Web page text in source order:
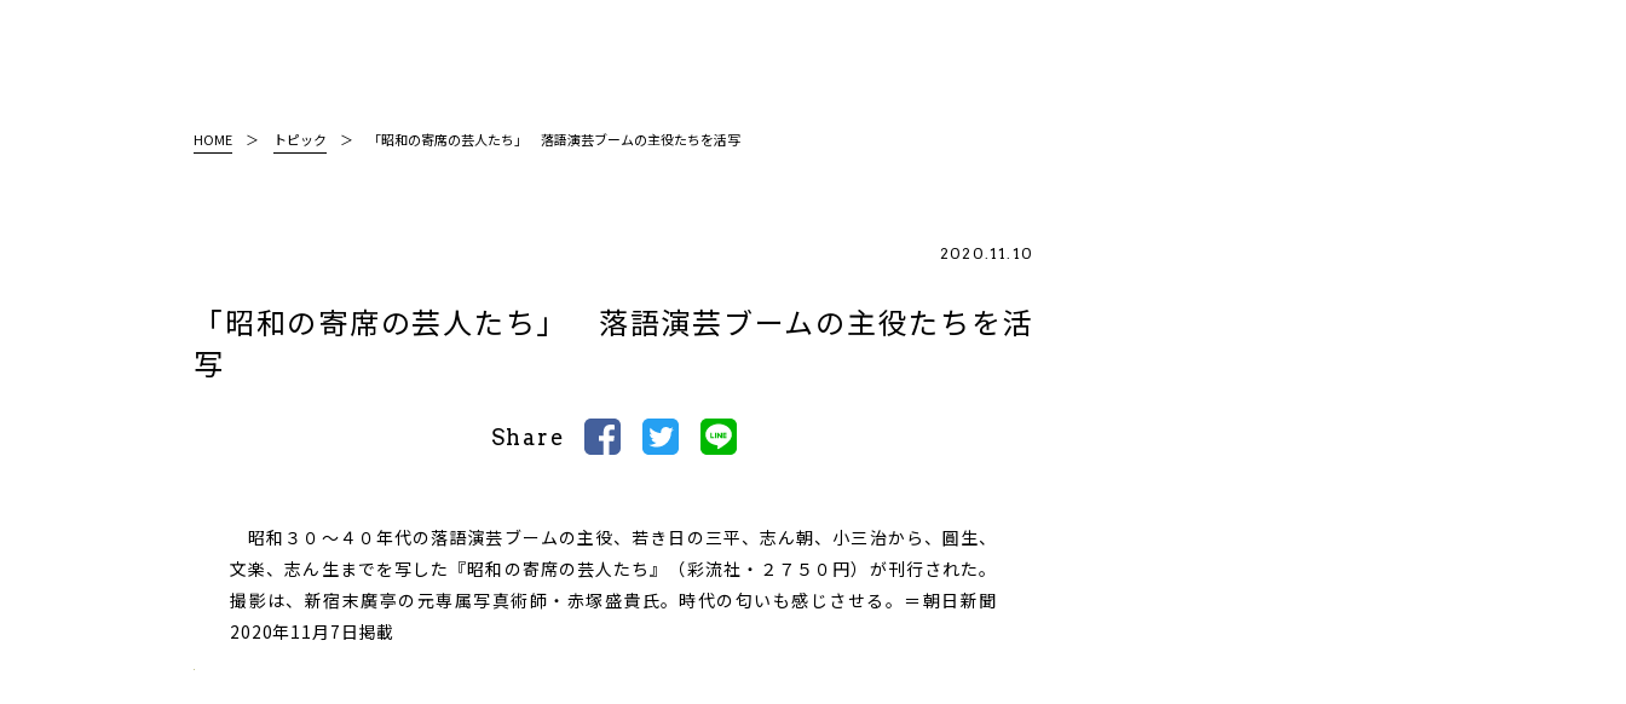
HOME トピック 「昭和の寄席の芸人たち」 落語演芸ブームの主役たちを活写
2020.11.10
「昭和の寄席の芸人たち」 落語演芸ブームの主役たちを活
写
Share
昭和３０～４０年代の落語演芸ブームの主役、若き日の三平、志ん朝、小三治から、圓生、
文楽、志ん生までを写した『昭和の寄席の芸人たち』（彩流社・２７５０円）が刊行された。
撮影は、新宿末廣亭の元専属写真術師・赤塚盛貴氏。時代の匂いも感じさせる。＝朝日新聞
2020年11月7日掲載